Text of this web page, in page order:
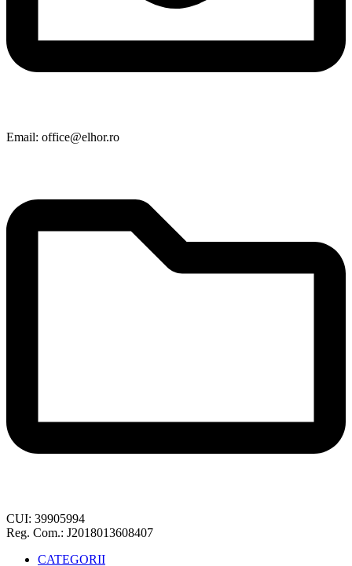
Email: office@elhor.ro
CUI: 39905994
Reg. Com.: J2018013608407
CATEGORII